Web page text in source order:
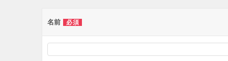
ー
ョ
名前 必須